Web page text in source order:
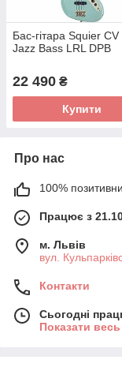
Бас-гітара Squier
Jazz Bass LRL DPB
22 490 ₴
Купити
Про нас
100%
Працює з
м. Львів
вул.
Контакти
Сьогодні
Показати